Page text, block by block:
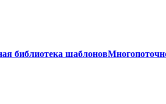
библиотека шаблонов